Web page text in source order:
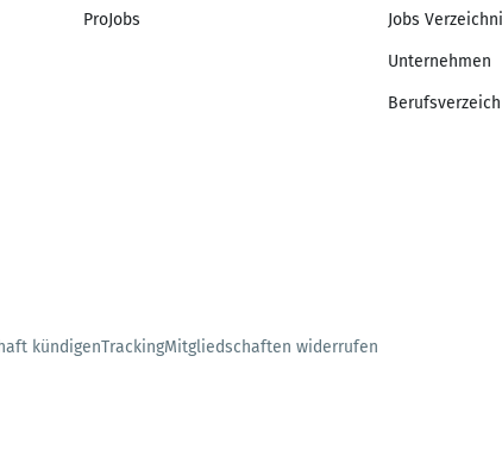
ProJobs Jobs
Unternehmen
kündigenTrackingMitgliedschaften widerrufen